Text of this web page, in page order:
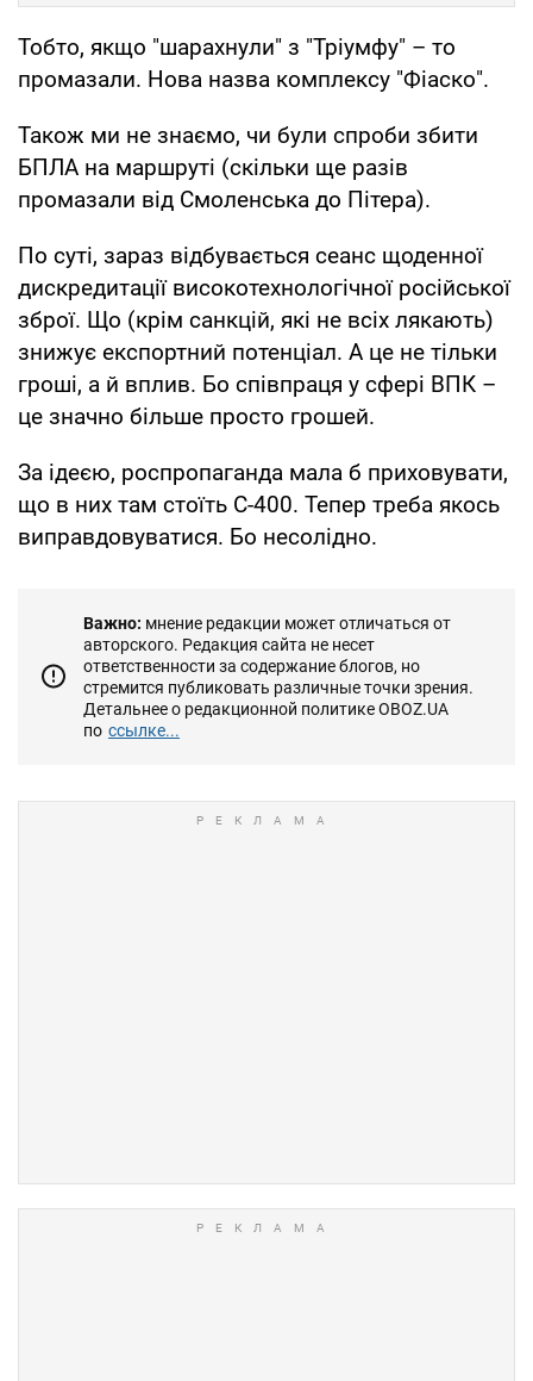
Тобто, якщо "шарахнули" з "Тріумфу" – то
промазали. Нова назва комплексу "Фіаско".
Також ми не знаємо, чи були спроби збити
БПЛА на маршруті (скільки ще разів
промазали від Смоленська до Пітера).
По суті, зараз відбувається сеанс щоденної
дискредитації високотехнологічної російської
зброї. Що (крім санкцій, які не всіх лякають)
знижує експортний потенціал. А це не тільки
гроші, а й вплив. Бо співпраця у сфері ВПК –
це значно більше просто грошей.
За ідеєю, роспропаганда мала б приховувати,
що в них там стоїть С-400. Тепер треба якось
виправдовуватися. Бо несолідно.
Важно: мнение редакции может отличаться от
авторского. Редакция сайта не несет
ответственности за содержание блогов, но
стремится публиковать различные точки зрения.
Детальнее о редакционной политике OBOZ.UA
по ссылке...